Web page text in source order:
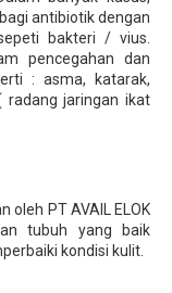
antibiotik dengan
bakteri / vius.
pencegahan dan
: asma, katarak,
radang jaringan ikat
oleh PT AVAIL ELOK
tubuh yang baik
kondisi kulit.